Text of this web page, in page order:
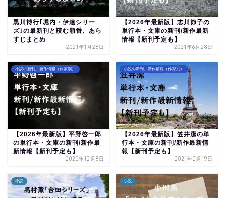
黒川博行｢堀内・伊達シリー
ズ｣の最新刊と読む順番、あら
すじまとめ
2021年1月28日
【2026年最新版】志川節子の
単行本・文庫の新刊/新作最新
情報【新刊予定も】
2021年6月28日
小説の新刊、新作情報（作家別）
【2026年最新版】平野啓一郎
の単行本・文庫の新刊/新作最
新情報【新刊予定も】
2020年12月8日
小説の新刊、新作情報（作家別）
【2026年最新版】笠井潔の単
行本・文庫の新刊/新作最新情
報【新刊予定も】
2021年2月19日
小説 小説